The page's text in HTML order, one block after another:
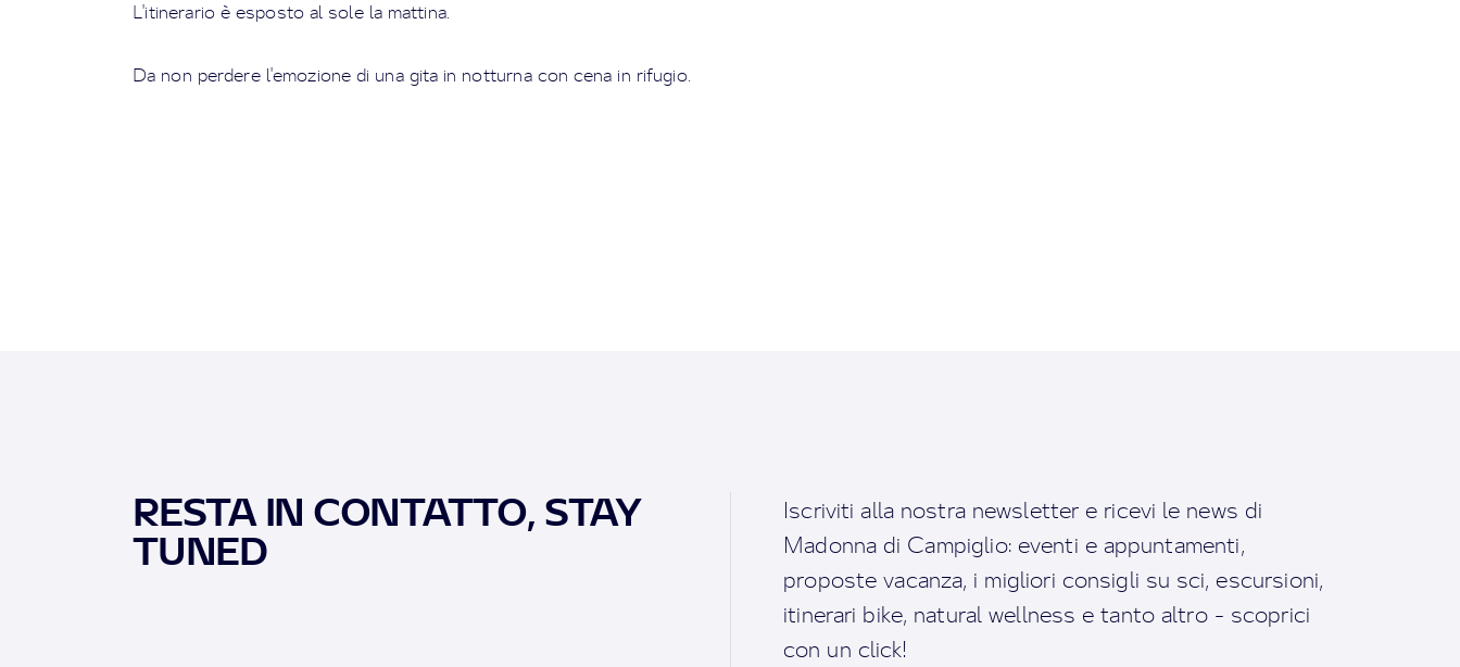
L'itinerario è esposto al sole la mattina.
Da non perdere l'emozione di una gita in notturna con cena in rifugio.
RESTA IN CONTATTO, STAY
TUNED
Iscriviti alla nostra newsletter e ricevi le news di
Madonna di Campiglio: eventi e appuntamenti,
proposte vacanza, i migliori consigli su sci, escursioni,
itinerari bike, natural wellness e tanto altro - scoprici
con un click!